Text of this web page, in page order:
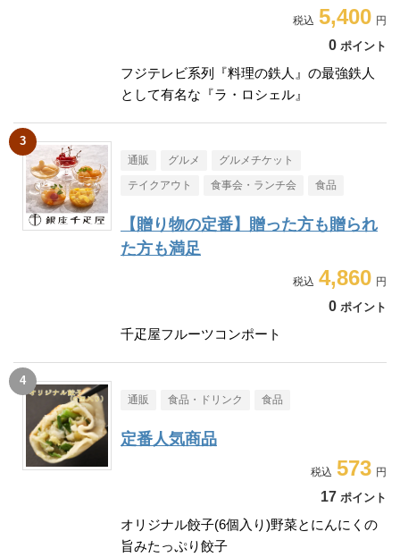
5,400
0 ポイント
フジテレビ系列『料理の鉄人』の最強鉄人
として有名な『ラ・ロシェル』
通販 グルメ グルメチケット
テイクアウト 食事会・ランチ会 食品
【贈り物の定番】贈った方も贈られ
た方も満足
4,860
0 ポイント
千疋屋フルーツコンポート
通販 食品・ドリンク 食品
定番人気商品
573
17 ポイント
オリジナル餃子(6個入り)野菜とにんにくの
旨みたっぷり餃子